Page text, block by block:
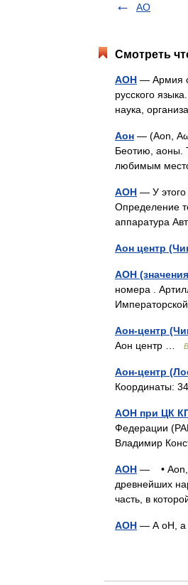
АО
Смотреть
АОН — Армия
русского
наука,
Аон — (Aon,
Беотию, аоны.
любимым
АОН — У этого
Определение
аппаратура
Аон центр
АОН
номера .
Аон-центр
Аон центр …
Аон-центр
Координаты:
АОН при ЦК
Федерации
Владимир
АОН — • Aon,
древнейших
часть, в
АОН — А оН, а